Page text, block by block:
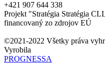
+421 907 644 338
Projekt "Stratégia Stratégia
financovaný zo zdrojov EÚ
©2021-2022 Všetky práva
Vyrobila
PROGNESSA